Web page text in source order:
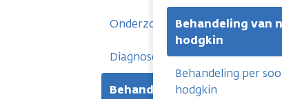
Onderzoeken
Diagnose
Behandelingen
Behandeling van
hodgkin
Behandeling per
hodgkin